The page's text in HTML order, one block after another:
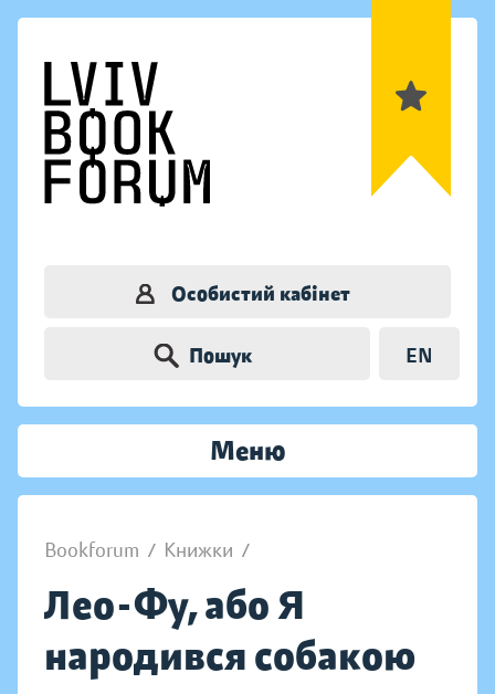
Особистий кабінет
Пошук EN
Меню
Bookforum / Книжки /
Лео-Фу, або Я
народився собакою